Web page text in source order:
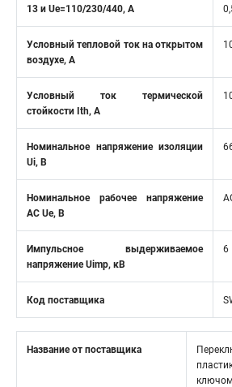
13 и Ue=110/230/440, A
Условный тепловой ток на открытом
воздухе, А
Условный ток термической
стойкости Ith, А
Номинальное напряжение изоляции
Ui, В
Номинальное рабочее напряжение
AC Ue, В
Импульсное выдерживаемое
напряжение Uimp, кВ
6
Код поставщика
Название от поставщика